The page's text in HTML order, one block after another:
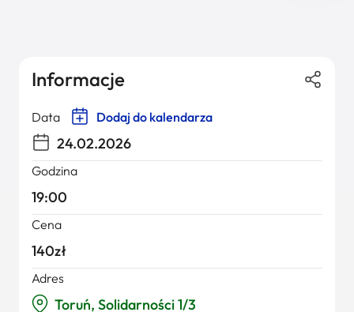
Informacje
Data Dodaj do kalendarza
24.02.2026
Godzina
19:00
Cena
140zł
Adres
Toruń, Solidarności 1/3